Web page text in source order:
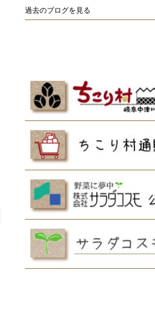
過去のブログを見る